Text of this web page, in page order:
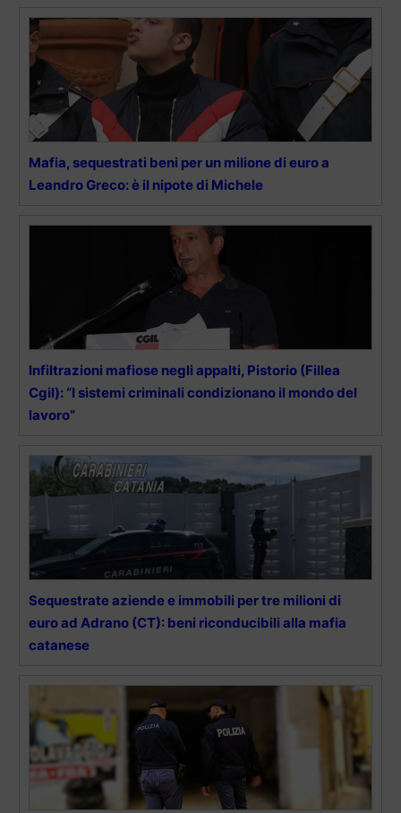
Mafia, sequestrati beni per un milione di euro a
Leandro Greco: è il nipote di Michele
Infiltrazioni mafiose negli appalti, Pistorio (Fillea
Cgil): “I sistemi criminali condizionano il mondo del
lavoro”
Sequestrate aziende e immobili per tre milioni di
euro ad Adrano (CT): beni riconducibili alla mafia
catanese